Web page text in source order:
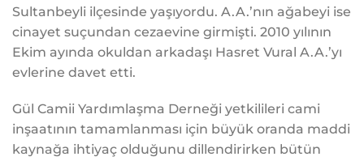
Sultanbeyli ilçesinde yaşıyordu. A.A.’nın ağabeyi ise
cinayet suçundan cezaevine girmişti. 2010 yılının
Ekim ayında okuldan arkadaşı Hasret Vural A.A.’yı
evlerine davet etti.
Gül Camii Yardımlaşma Derneği yetkilileri cami
inşaatının tamamlanması için büyük oranda maddi
kaynağa ihtiyaç olduğunu dillendirirken bütün